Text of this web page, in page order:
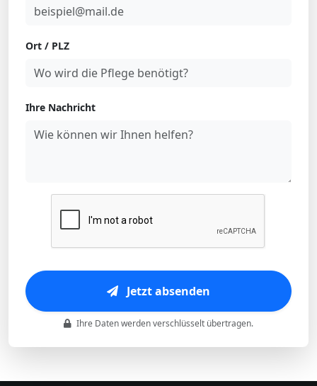
Ort / PLZ
Ihre Nachricht
Jetzt absenden
Ihre Daten werden verschlüsselt übertragen.